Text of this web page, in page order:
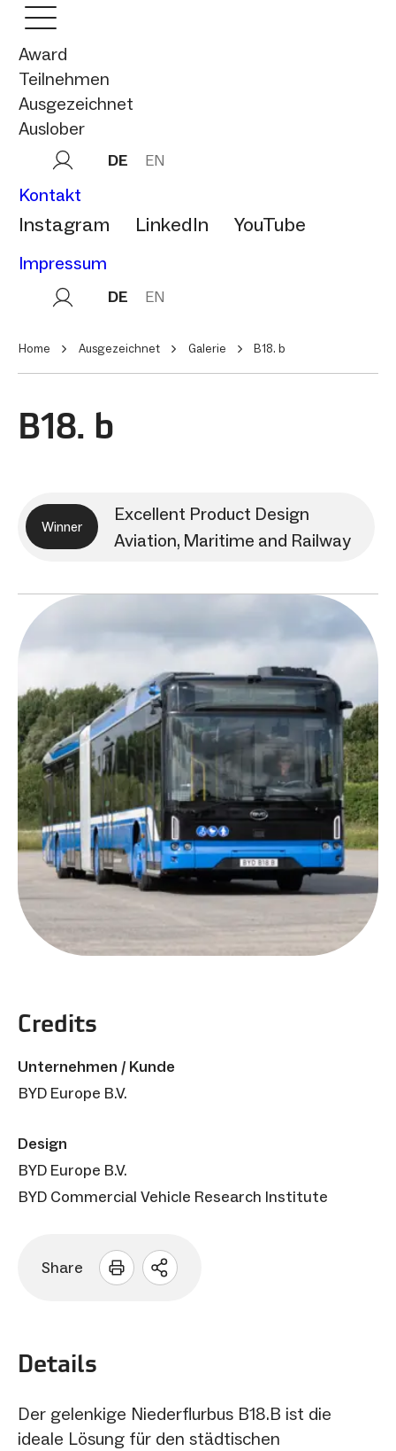
Award
Teilnehmen
Ausgezeichnet
Auslober
DE EN
Kontakt
Instagram LinkedIn YouTube
Impressum
DE EN
Home Ausgezeichnet Galerie B18. b
B18. b
Winner
Excellent Product Design
Aviation, Maritime and Railway
Credits
Unternehmen / Kunde
BYD Europe B.V.
Design
BYD Europe B.V.
BYD Commercial Vehicle Research Institute
Share
Sharing
Details
Der gelenkige Niederflurbus B18.B ist die
ideale Lösung für den städtischen